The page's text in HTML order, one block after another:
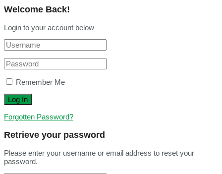
Welcome Back!
Login to your account below
Remember Me
Forgotten Password?
Retrieve your password
Please enter your username or email address to reset your
password.